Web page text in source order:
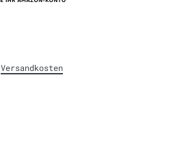
Versandkosten